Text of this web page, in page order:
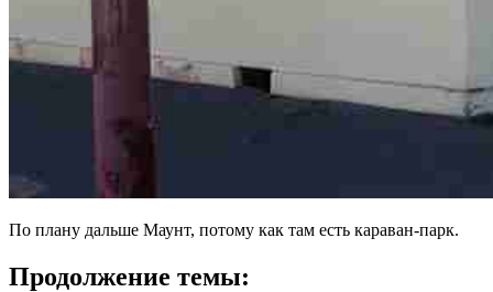
По плану дальше Маунт, потому как там есть караван-парк.
Продолжение темы: